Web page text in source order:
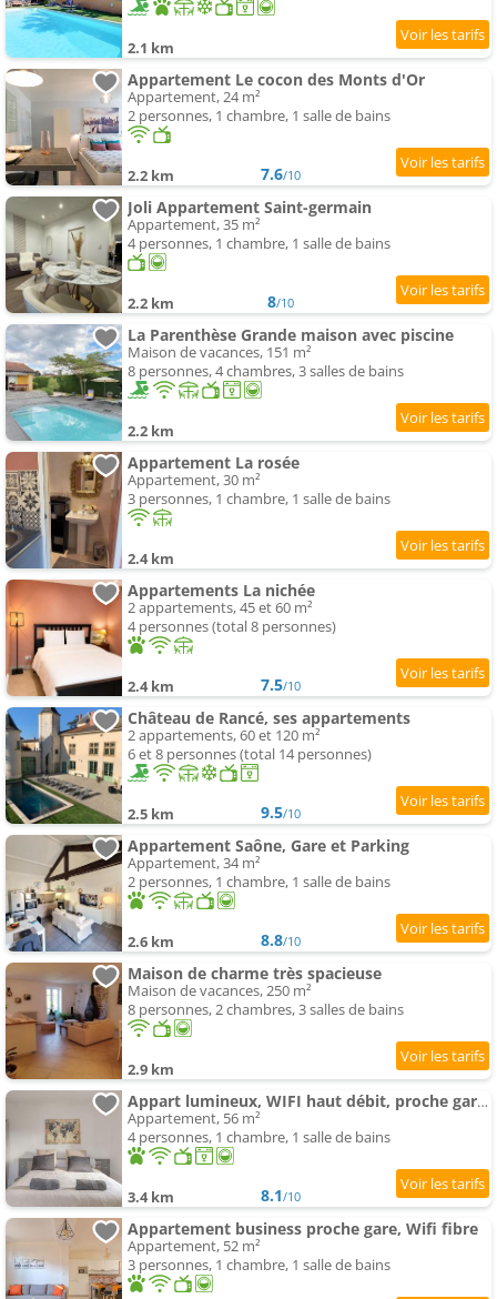
2.1 km
Appartement Le cocon des Monts d'Or
Appartement, 24 m²
2 personnes, 1 chambre, 1 salle de bains
2.2 km 7.6/10
Joli Appartement Saint-germain
Appartement, 35 m²
4 personnes, 1 chambre, 1 salle de bains
2.2 km 8/10
La Parenthèse Grande maison avec piscine
Maison de vacances, 151 m²
8 personnes, 4 chambres, 3 salles de bains
2.2 km
Appartement La rosée
Appartement, 30 m²
3 personnes, 1 chambre, 1 salle de bains
2.4 km
Appartements La nichée
2 appartements, 45 et 60 m²
4 personnes (total 8 personnes)
2.4 km 7.5/10
Château de Rancé, ses appartements
2 appartements, 60 et 120 m²
6 et 8 personnes (total 14 personnes)
2.5 km 9.5/10
Appartement Saône, Gare et Parking
Appartement, 34 m²
2 personnes, 1 chambre, 1 salle de bains
2.6 km 8.8/10
Maison de charme très spacieuse
Maison de vacances, 250 m²
8 personnes, 2 chambres, 3 salles de bains
2.9 km
Appart lumineux, WIFI haut débit, proche gare 7 min, Lyon 15 min
Appartement, 56 m²
4 personnes, 1 chambre, 1 salle de bains
3.4 km 8.1/10
Appartement business proche gare, Wifi fibre
Appartement, 52 m²
3 personnes, 1 chambre, 1 salle de bains